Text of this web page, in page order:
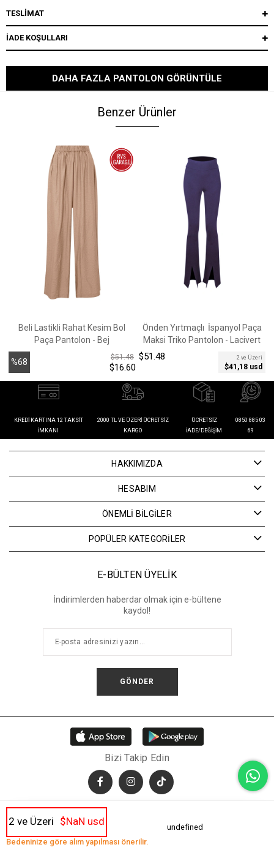
TESLİMAT
İADE KOŞULLARI
DAHA FAZLA PANTOLON GÖRÜNTÜLE
2 ve Üzeri $NaN usd
Bedeninize göre alım yapılması önerilir.
undefined
Benzer Ürünler
Beli Lastikli Rahat Kesim Bol
Paça Pantolon - Bej
%68
İndirim
$16.60
$51.48
Önden Yırtmaçlı İspanyol Paça
Maksi Triko Pantolon - Lacivert
$51.48 2 ve Üzeri
$41,18 usd
KREDI KARTINA 12 TAKSIT
İMKANI
2000 TL VE ÜZERI ÜCRETSIZ
KARGO
ÜCRETSIZ
İADE/DEĞIŞIM
0850 885 03
69
HAKKIMIZDA
HESABIM
ÖNEMLİ BİLGİLER
POPÜLER KATEGORİLER
E-BÜLTEN ÜYELİK
İndirimlerden haberdar olmak için e-bültene
kaydol!
GÖNDER
Bizi Takip Edin
© 2026 RIVUS | Tüm hakları saklıdır.
Anasayfa Favorilerim